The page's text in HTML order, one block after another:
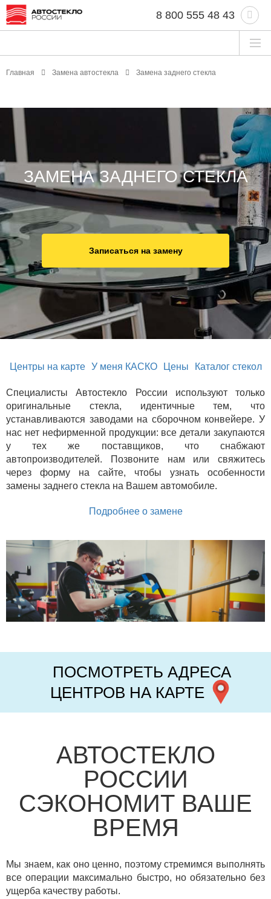
8 800 555 48 43
Главная Замена автостекла Замена заднего стекла
ЗАМЕНА ЗАДНЕГО СТЕКЛА
Записаться на замену
Центры на карте У меня КАСКО Цены Каталог стекол
Специалисты Автостекло России используют только
оригинальные стекла, идентичные тем, что
устанавливаются заводами на сборочном конвейере. У
нас нет нефирменной продукции: все детали закупаются
у тех же поставщиков, что снабжают
автопроизводителей. Позвоните нам или свяжитесь
через форму на сайте, чтобы узнать особенности
замены заднего стекла на Вашем автомобиле.
Подробнее о замене
ПОСМОТРЕТЬ АДРЕСА
ЦЕНТРОВ НА КАРТЕ
АВТОСТЕКЛО
РОССИИ
СЭКОНОМИТ ВАШЕ
ВРЕМЯ
Мы знаем, как оно ценно, поэтому стремимся выполнять
все операции максимально быстро, но обязательно без
ущерба качеству работы.